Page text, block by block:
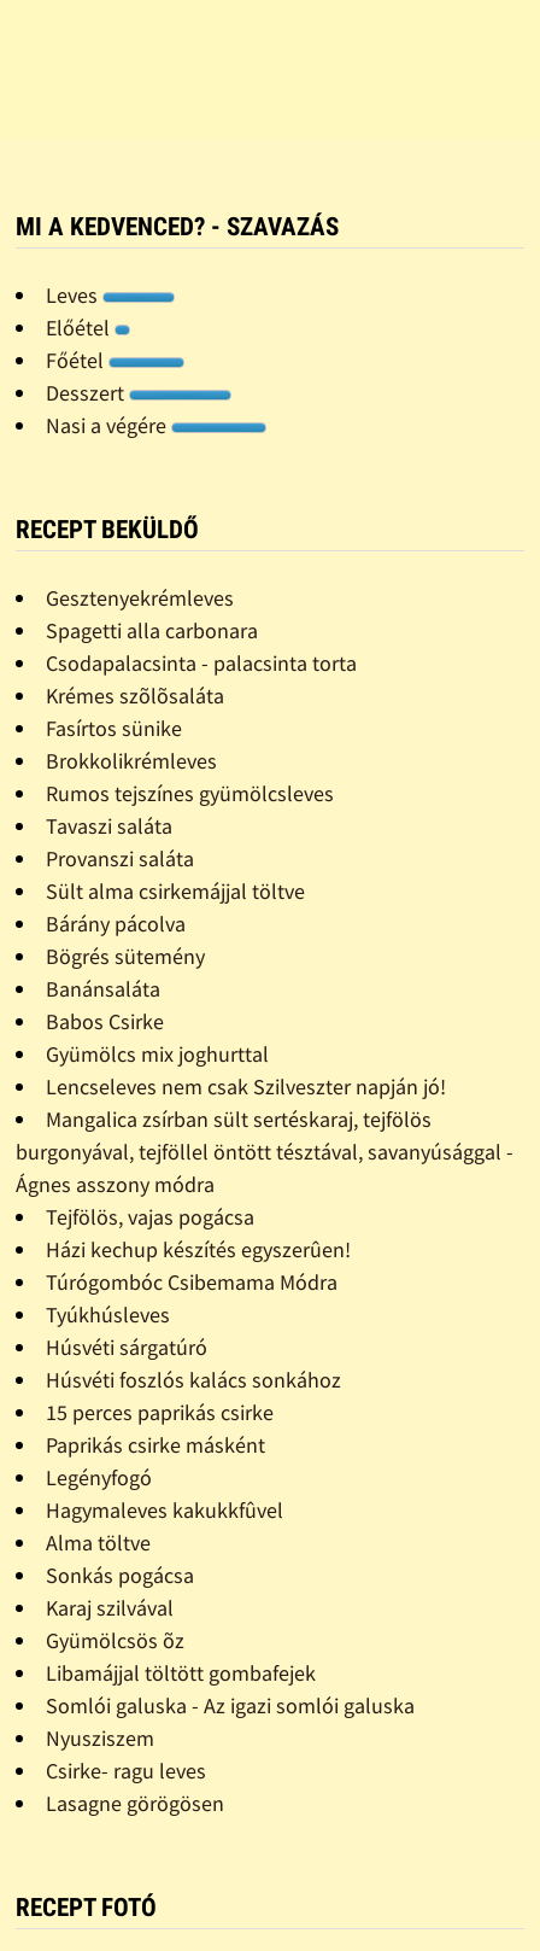
MI A KEDVENCED? - SZAVAZÁS
Leves
Előétel
Főétel
Desszert
Nasi a végére
RECEPT BEKÜLDŐ
Gesztenyekrémleves
Spagetti alla carbonara
Csodapalacsinta - palacsinta torta
Krémes szõlõsaláta
Fasírtos sünike
Brokkolikrémleves
Rumos tejszínes gyümölcsleves
Tavaszi saláta
Provanszi saláta
Sült alma csirkemájjal töltve
Bárány pácolva
Bögrés sütemény
Banánsaláta
Babos Csirke
Gyümölcs mix joghurttal
Lencseleves nem csak Szilveszter napján jó!
Mangalica zsírban sült sertéskaraj, tejfölös
burgonyával, tejföllel öntött tésztával, savanyúsággal -
Ágnes asszony módra
Tejfölös, vajas pogácsa
Házi kechup készítés egyszerûen!
Túrógombóc Csibemama Módra
Tyúkhúsleves
Húsvéti sárgatúró
Húsvéti foszlós kalács sonkához
15 perces paprikás csirke
Paprikás csirke másként
Legényfogó
Hagymaleves kakukkfûvel
Alma töltve
Sonkás pogácsa
Karaj szilvával
Gyümölcsös õz
Libamájjal töltött gombafejek
Somlói galuska - Az igazi somlói galuska
Nyusziszem
Csirke- ragu leves
Lasagne görögösen
RECEPT FOTÓ